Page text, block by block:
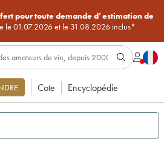
pour toute demande d’estimation de
le 01.07.2026 et le 31.08.2026 inclus*
Cote Encyclopédie